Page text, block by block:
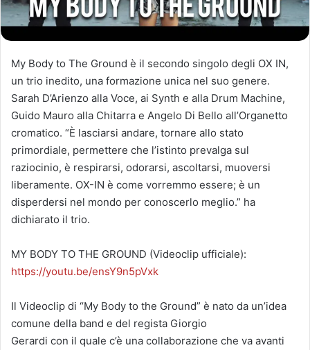
My Body to The Ground è il secondo singolo degli OX IN,
un trio inedito, una formazione unica nel suo genere.
Sarah D’Arienzo alla Voce, ai Synth e alla Drum Machine,
Guido Mauro alla Chitarra e Angelo Di Bello all’Organetto
cromatico. “È lasciarsi andare, tornare allo stato
primordiale, permettere che l’istinto prevalga sul
raziocinio, è respirarsi, odorarsi, ascoltarsi, muoversi
liberamente. OX-IN è come vorremmo essere; è un
disperdersi nel mondo per conoscerlo meglio.” ha
dichiarato il trio.
MY BODY TO THE GROUND (Videoclip ufficiale):
https://youtu.be/ensY9n5pVxk
Il Videoclip di “My Body to the Ground” è nato da un’idea
comune della band e del regista Giorgio
Gerardi con il quale c’è una collaborazione che va avanti